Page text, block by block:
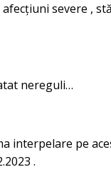
severe ,
nereguli…
interpelare pe
.